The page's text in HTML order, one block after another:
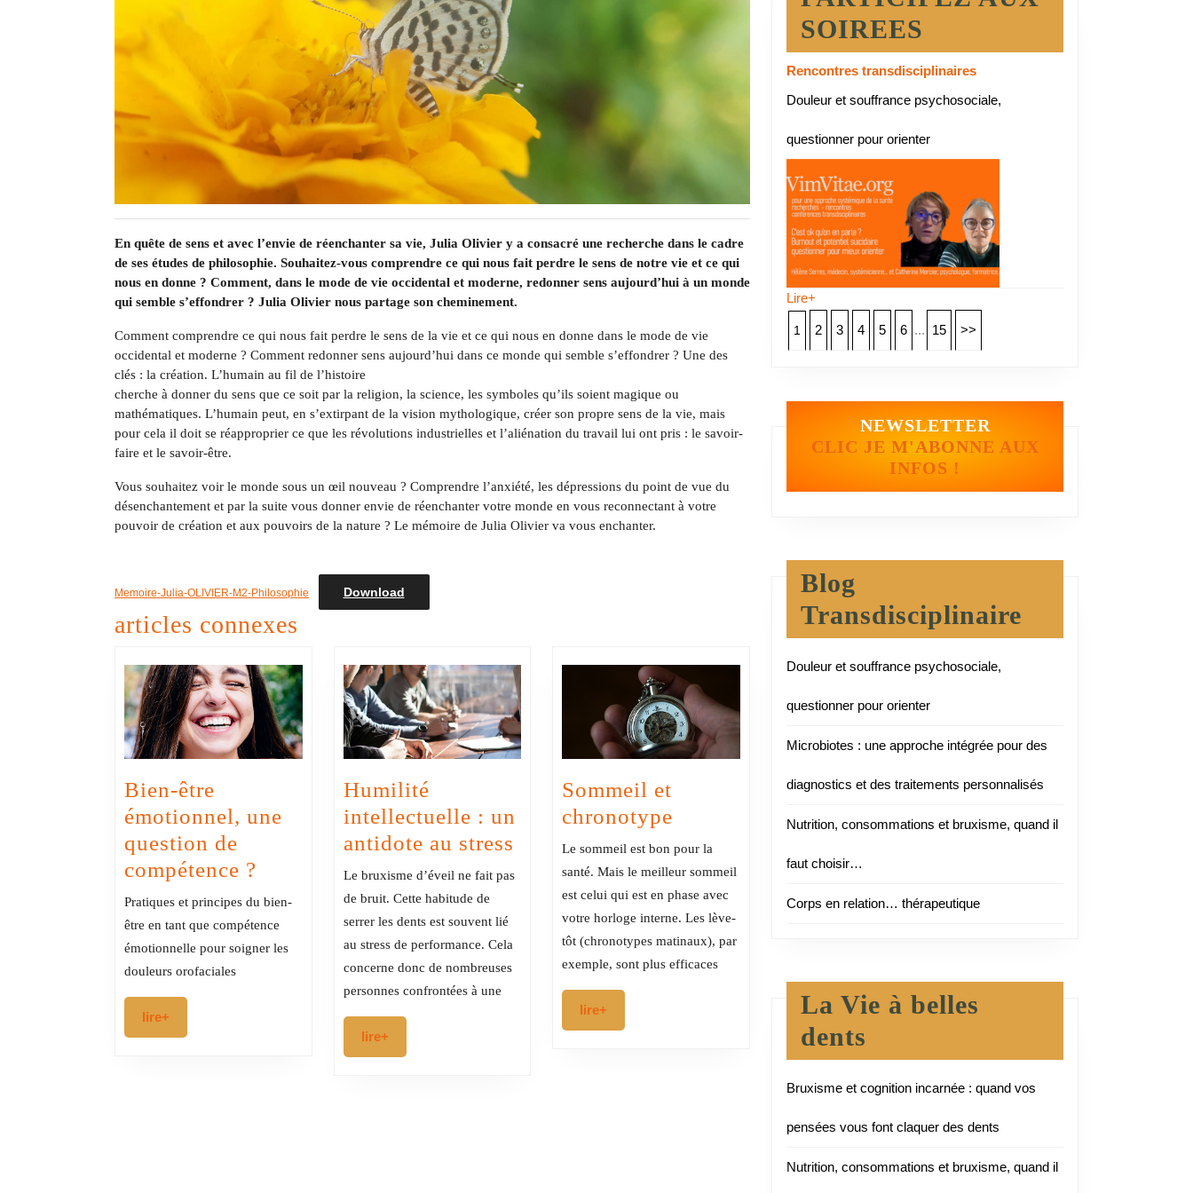
En quête de sens et avec l’envie de réenchanter sa vie, Julia Olivier y a consacré une recherche dans le cadre
de ses études de philosophie. Souhaitez-vous comprendre ce qui nous fait perdre le sens de notre vie et ce qui
nous en donne ? Comment, dans le mode de vie occidental et moderne, redonner sens aujourd’hui à un monde
qui semble s’effondrer ? Julia Olivier nous partage son cheminement.
Comment comprendre ce qui nous fait perdre le sens de la vie et ce qui nous en donne dans le mode de vie
occidental et moderne ? Comment redonner sens aujourd’hui dans ce monde qui semble s’effondrer ? Une des
clés : la création. L’humain au fil de l’histoire
cherche à donner du sens que ce soit par la religion, la science, les symboles qu’ils soient magique ou
mathématiques. L’humain peut, en s’extirpant de la vision mythologique, créer son propre sens de la vie, mais
pour cela il doit se réapproprier ce que les révolutions industrielles et l’aliénation du travail lui ont pris : le savoir-
faire et le savoir-être.
Vous souhaitez voir le monde sous un œil nouveau ? Comprendre l’anxiété, les dépressions du point de vue du
désenchantement et par la suite vous donner envie de réenchanter votre monde en vous reconnectant à votre
pouvoir de création et aux pouvoirs de la nature ? Le mémoire de Julia Olivier va vous enchanter.
Memoire-Julia-OLIVIER-M2-Philosophie Download
articles connexes
Bien-être
émotionnel, une
question de
compétence ?
être
émotionnel,
une
compétence
Pratiques et principes du bien-
être en tant que compétence
émotionnelle pour soigner les
douleurs orofaciales
lire+
Humilité
intellectuelle : un
antidote au stress Humilité
intellectuelle
antidote
Le bruxisme d’éveil ne fait pas
de bruit. Cette habitude de
serrer les dents est souvent lié
au stress de performance. Cela
concerne donc de nombreuses
personnes confrontées à une
lire+lire+
Sommeil et
chronotype
et
chronotype
Le sommeil est bon pour la
santé. Mais le meilleur sommeil
est celui qui est en phase avec
votre horloge interne. Les lève-
tôt (chronotypes matinaux), par
exemple, sont plus efficaces
lire+
SOIREES
Rencontres transdisciplinaires
Douleur et souffrance psychosociale,
questionner pour orienter
Lire+
1 2 3 4 5 6 ... 15 >>
NEWSLETTER
CLIC JE M'ABONNE AUX
INFOS !
Blog
Transdisciplinaire
Douleur et souffrance psychosociale,
questionner pour orienter
Microbiotes : une approche intégrée pour des
diagnostics et des traitements personnalisés
Nutrition, consommations et bruxisme, quand il
faut choisir…
Corps en relation… thérapeutique
La Vie à belles
dents
Bruxisme et cognition incarnée : quand vos
pensées vous font claquer des dents
Nutrition, consommations et bruxisme, quand il